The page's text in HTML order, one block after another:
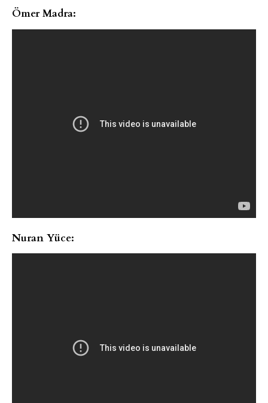
Ömer Madra:
Nuran Yüce: